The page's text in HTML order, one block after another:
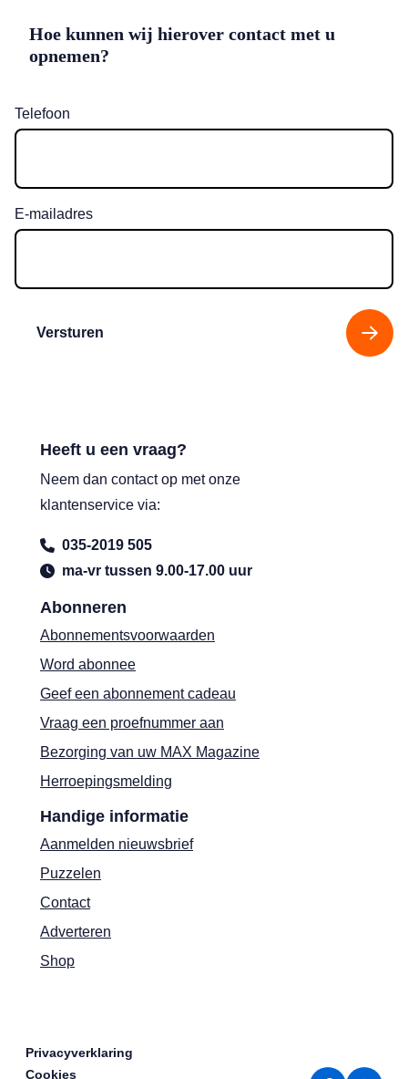
Hoe kunnen wij hierover contact met u
opnemen?
Telefoon
E-mailadres
Versturen
Abonneren
Abonnementsvoorwaarden
Word abonnee
Geef een abonnement cadeau
Vraag een proefnummer aan
Bezorging van uw MAX Magazine
Herroepingsmelding
Handige informatie
Aanmelden nieuwsbrief
Puzzelen
Contact
Adverteren
Shop
Heeft u een vraag?
Neem dan contact op met onze
klantenservice via:
035-2019 505
ma-vr tussen 9.00-17.00 uur
Privacyverklaring
Cookies